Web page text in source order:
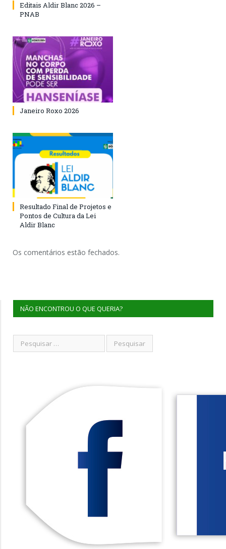
Editais Aldir Blanc 2026 –
PNAB
Janeiro Roxo 2026
Resultado Final de Projetos e
Pontos de Cultura da Lei
Aldir Blanc
Os comentários estão fechados.
NÃO ENCONTROU O QUE QUERIA?